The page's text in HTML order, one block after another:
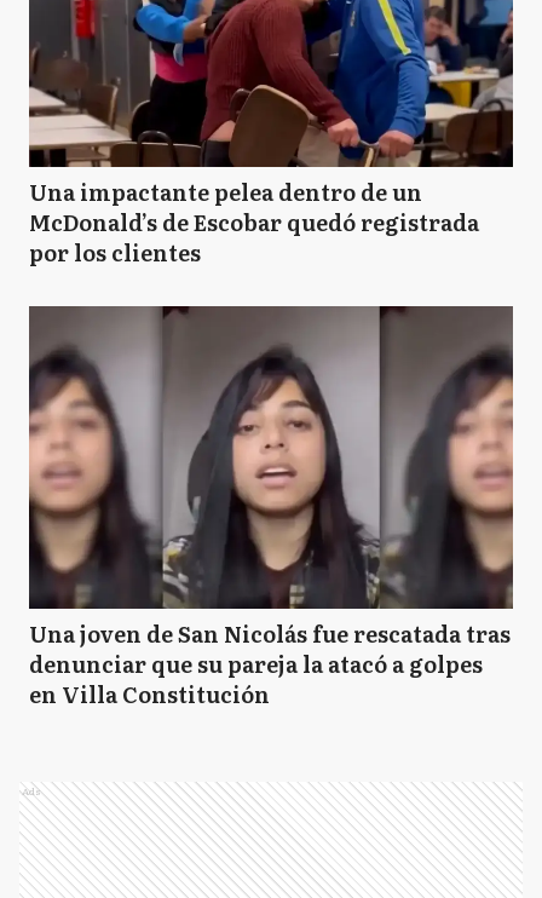
Una impactante pelea dentro de un
McDonald’s de Escobar quedó registrada
por los clientes
Una joven de San Nicolás fue rescatada tras
denunciar que su pareja la atacó a golpes
en Villa Constitución
Ads